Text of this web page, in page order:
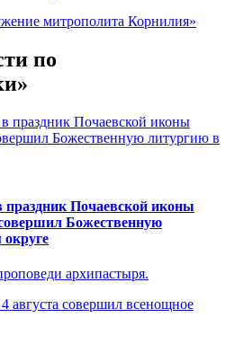
митрополита Корнилия»
по
Почаевской иконы
Божественную
архипастыря.